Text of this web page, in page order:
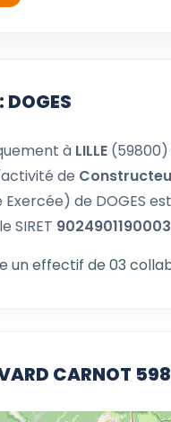
à LILLE
de
de DOGES
SIRET
un effectif de 03
CARNOT